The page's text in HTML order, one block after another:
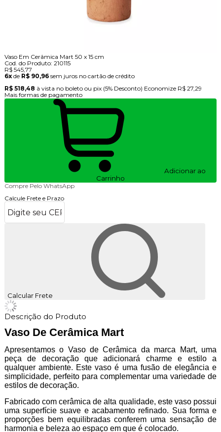
Vaso Em Cerâmica Mart 50 x 15 cm
Cod. do Produto: 210115
R$ 545,77
6xde R$ 90,96 sem juros no cartão de crédito
R$ 518,48 à vista no boleto ou pix (5% Desconto) Economize R$ 27,29
Mais formas de pagamento
Adicionar ao
Carrinho
Compre Pelo WhatsApp
Calcule Frete e Prazo
Calcular Frete
Descrição do Produto
Vaso De Cerâmica Mart
Apresentamos o Vaso de Cerâmica da marca Mart, uma
peça de decoração que adicionará charme e estilo a
qualquer ambiente. Este vaso é uma fusão de elegância e
simplicidade, perfeito para complementar uma variedade de
estilos de decoração.
Fabricado com cerâmica de alta qualidade, este vaso possui
uma superfície suave e acabamento refinado. Sua forma e
proporções bem equilibradas conferem uma sensação de
harmonia e beleza ao espaço em que é colocado.